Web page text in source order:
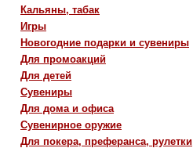
Кальяны, табак
Игры
Новогодние подарки и сувениры
Для промоакций
Для детей
Сувениры
Для дома и офиса
Сувенирное оружие
Для покера, преферанса, рулетки